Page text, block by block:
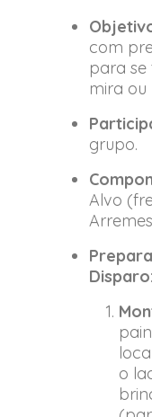
com
para
mira
grupo.
Alvo
Disparo:
o